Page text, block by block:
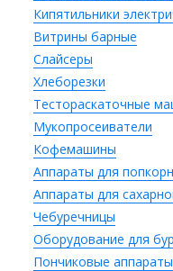
Кипятильники
Витрины барные
Слайсеры
Хлеборезки
Тестораскаточные
Мукопросеиватели
Кофемашины
Аппараты для
Аппараты для
Чебуречницы
Оборудование для
Пончиковые аппараты